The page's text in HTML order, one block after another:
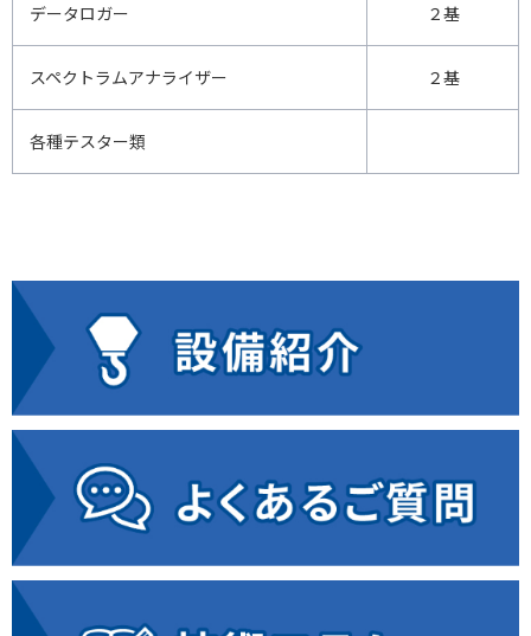
データロガー ２基
スペクトラムアナライザー ２基
各種テスター類